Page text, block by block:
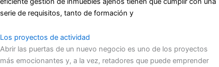
serie de requisitos, tanto de formación y
Los proyectos de actividad
Abrir las puertas de un nuevo negocio es uno de los proyectos
más emocionantes y, a la vez, retadores que puede emprender